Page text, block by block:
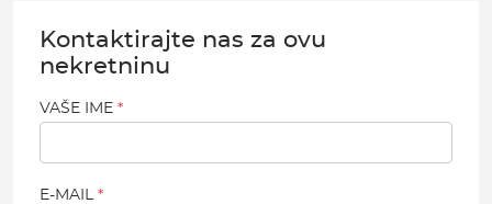
Kontaktirajte nas za ovu
nekretninu
VAŠE IME
E-MAIL